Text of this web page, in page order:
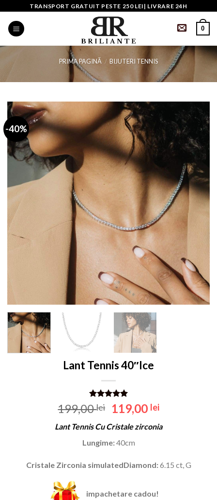
content
TRANSPORT GRATUIT PESTE 250 LEI| LIVRARE 24H
0
PRIMA PAGINĂ / BIJUTERI TENNIS
-40%
Lant Tennis 40″Ice
Evaluat la
5.00din 5
unei
evaluări
199,00lei
Prețul
inițial
a
fost:
119,00 leiPrețul
este:
Lant Tennis Cu Cristale zirconia
Lungime:40cm
Cristale Zirconia simulatedDiamond:6.15 ct, G
impachetare cadou!